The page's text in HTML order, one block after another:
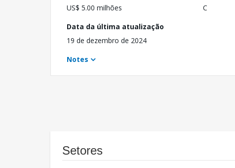
US$ 5.00 milhões
C
Data da última atualização
19 de dezembro de 2024
Notes
Setores